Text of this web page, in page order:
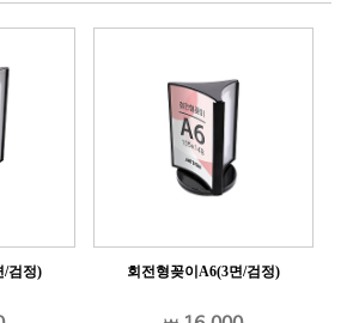
/검정) 회전형꽂이A6(3면/검정)